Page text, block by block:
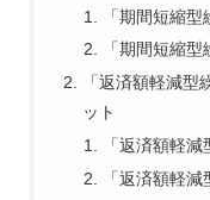
「期間短縮
「期間短縮
「返済額軽減
ット
「返済額軽
「返済額軽